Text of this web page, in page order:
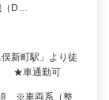
（D…
新町駅」より徒
★車通勤可
須 ※車両系（整